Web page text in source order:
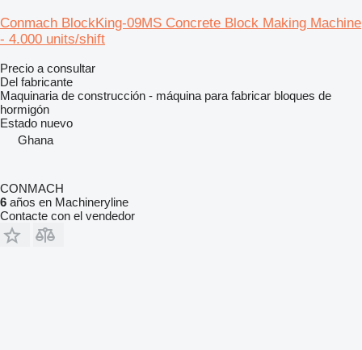
Conmach BlockKing-09MS Concrete Block Making Machine
- 4.000 units/shift
Precio a consultar
Del fabricante
Maquinaria de construcción - máquina para fabricar bloques de
hormigón
Estado nuevo
Ghana
CONMACH
6 años en Machineryline
Contacte con el vendedor